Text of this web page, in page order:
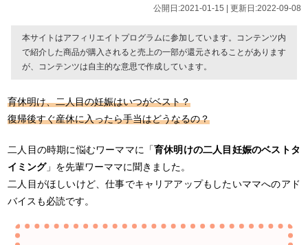
公開日:2021-01-15 | 更新日:2022-09-08
本サイトはアフィリエイトプログラムに参加しています。コンテンツ内
で紹介した商品が購入されると売上の一部が還元されることがあります
が、コンテンツは自主的な意思で作成しています。
育休明け、二人目の妊娠はいつがベスト？
復帰後すぐ産休に入ったら手当はどうなるの？
二人目の時期に悩むワーママに「育休明けの二人目妊娠のベストタ
イミング」を先輩ワーママに聞きました。
二人目がほしいけど、仕事でキャリアアップもしたいママへのアド
バイスも必読です。